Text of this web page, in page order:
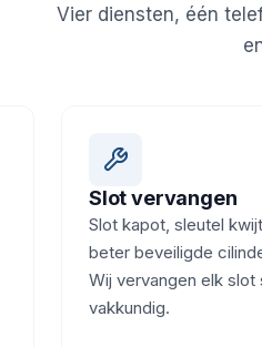
Vier diensten, één
Slot vervangen
Slot kapot, sleutel
beter beveiligde
Wij vervangen elk slot
vakkundig.